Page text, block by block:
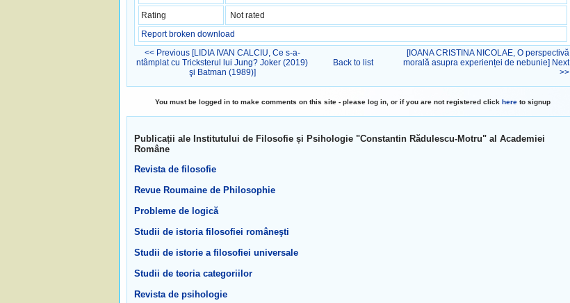
Rating
Not rated
Report broken download
<< Previous [LIDIA IVAN CALCIU, Ce s-a-
ntâmplat cu Tricksterul lui Jung? Joker (2019)
şi Batman (1989)]
Back to list
[IOANA CRISTINA NICOLAE, O perspectivă
morală asupra experienței de nebunie] Next
>>
You must be logged in to make comments on this site - please log in, or if you are not registered click here to signup
Publicații ale Institutului de Filosofie și Psihologie "Constantin Rădulescu-Motru" al Academiei
Române
Revista de filosofie
Revue Roumaine de Philosophie
Probleme de logică
Studii de istoria filosofiei româneşti
Studii de istorie a filosofiei universale
Studii de teoria categoriilor
Revista de psihologie